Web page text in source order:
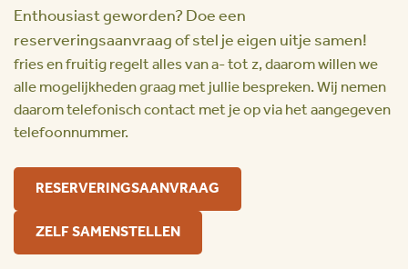
Enthousiast geworden? Doe een
reserveringsaanvraag of stel je eigen uitje samen!
fries en fruitig regelt alles van a- tot z, daarom willen we
alle mogelijkheden graag met jullie bespreken. Wij nemen
daarom telefonisch contact met je op via het aangegeven
telefoonnummer.
RESERVERINGSAANVRAAG
ZELF SAMENSTELLEN